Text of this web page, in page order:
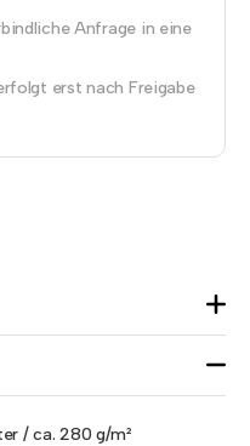
Anfrage in eine
erst nach Freigabe
/ ca. 280 g/m²